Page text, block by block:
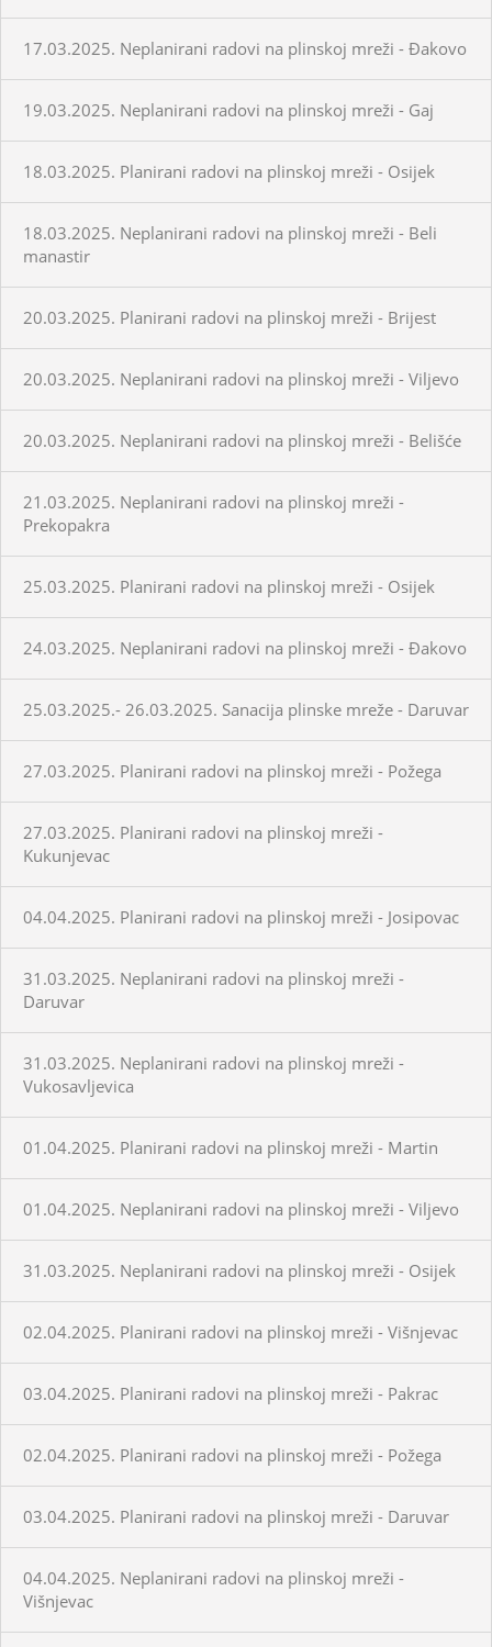
17.03.2025. Neplanirani radovi na plinskoj mreži - Đakovo
19.03.2025. Neplanirani radovi na plinskoj mreži - Gaj
18.03.2025. Planirani radovi na plinskoj mreži - Osijek
18.03.2025. Neplanirani radovi na plinskoj mreži - Beli
manastir
20.03.2025. Planirani radovi na plinskoj mreži - Brijest
20.03.2025. Neplanirani radovi na plinskoj mreži - Viljevo
20.03.2025. Neplanirani radovi na plinskoj mreži - Belišće
21.03.2025. Neplanirani radovi na plinskoj mreži -
Prekopakra
25.03.2025. Planirani radovi na plinskoj mreži - Osijek
24.03.2025. Neplanirani radovi na plinskoj mreži - Đakovo
25.03.2025.- 26.03.2025. Sanacija plinske mreže - Daruvar
27.03.2025. Planirani radovi na plinskoj mreži - Požega
27.03.2025. Planirani radovi na plinskoj mreži -
Kukunjevac
04.04.2025. Planirani radovi na plinskoj mreži - Josipovac
31.03.2025. Neplanirani radovi na plinskoj mreži -
Daruvar
31.03.2025. Neplanirani radovi na plinskoj mreži -
Vukosavljevica
01.04.2025. Planirani radovi na plinskoj mreži - Martin
01.04.2025. Neplanirani radovi na plinskoj mreži - Viljevo
31.03.2025. Neplanirani radovi na plinskoj mreži - Osijek
02.04.2025. Planirani radovi na plinskoj mreži - Višnjevac
03.04.2025. Planirani radovi na plinskoj mreži - Pakrac
02.04.2025. Planirani radovi na plinskoj mreži - Požega
03.04.2025. Planirani radovi na plinskoj mreži - Daruvar
04.04.2025. Neplanirani radovi na plinskoj mreži -
Višnjevac